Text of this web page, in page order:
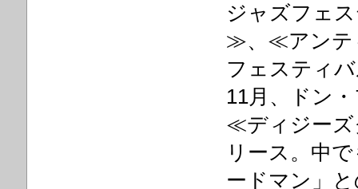
ジャズフェ
≫、≪アンテ
フェスティ
11月、ドン
≪ディジーズ
リース。中
ードマン」